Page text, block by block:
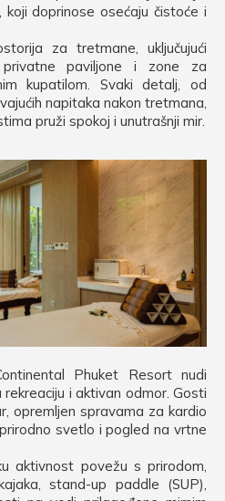
doprinose osećaju čistoće i
za tretmane, uključujući
paviljone i zone za
kupatilom. Svaki detalj, od
napitaka nakon tretmana,
pruži spokoj i unutrašnji mir.
Phuket Resort nudi
i aktivan odmor. Gosti
opremljen spravama za kardio
svetlo i pogled na vrtne
aktivnost povežu s prirodom,
stand-up paddle (SUP),